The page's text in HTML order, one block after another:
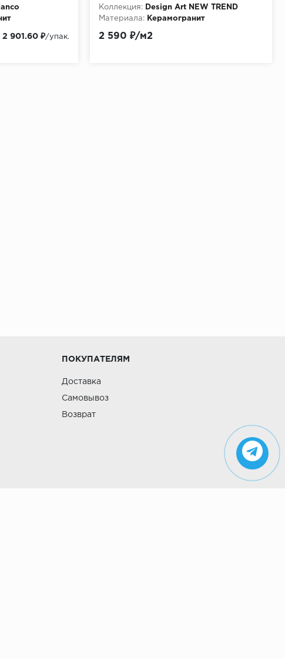
2 901.60 ₽/упак.
Коллекция:
Design Art NEW TREND
Материала:
Керамогранит
2 590 ₽/м2
ПОКУПАТЕЛЯМ
Доставка
Самовывоз
Возврат